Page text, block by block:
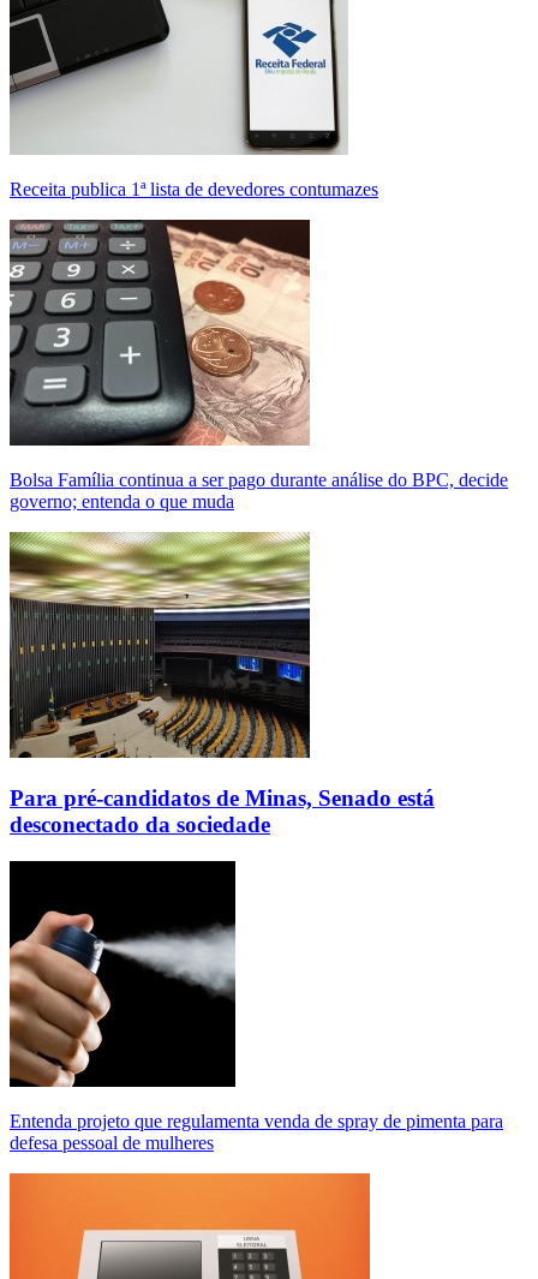
Receita publica 1ª lista de devedores contumazes
Bolsa Família continua a ser pago durante análise do BPC, decide
governo; entenda o que muda
Para pré-candidatos de Minas, Senado está
desconectado da sociedade
Entenda projeto que regulamenta venda de spray de pimenta para
defesa pessoal de mulheres